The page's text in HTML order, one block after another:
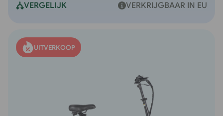
VERGELIJK VERKRIJGBAAR IN EU
UITVERKOOP